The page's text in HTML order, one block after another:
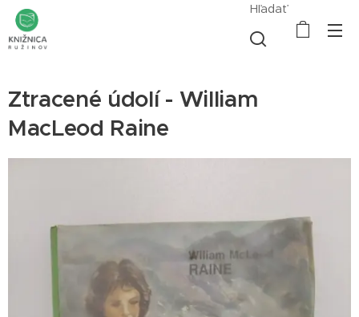
Hľadať
Ztracené údolí - William
MacLeod Raine